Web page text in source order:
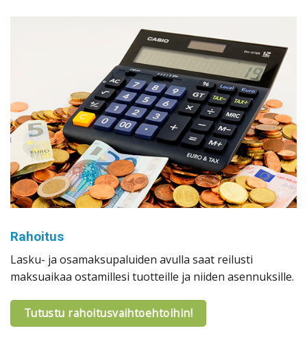
Rahoitus
Lasku- ja osamaksupaluiden avulla saat reilusti
maksuaikaa ostamillesi tuotteille ja niiden asennuksille.
Tutustu rahoitusvaihtoehtoihin!